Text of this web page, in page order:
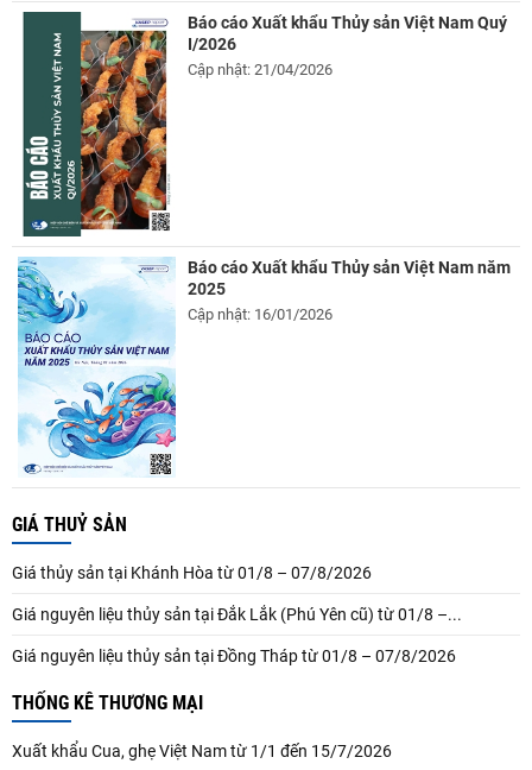
Báo cáo Xuất khẩu Thủy sản Việt Nam Quý
I/2026
Cập nhật: 21/04/2026
Báo cáo Xuất khẩu Thủy sản Việt Nam năm
2025
Cập nhật: 16/01/2026
GIÁ THUỶ SẢN
Giá thủy sản tại Khánh Hòa từ 01/8 – 07/8/2026
Giá nguyên liệu thủy sản tại Đắk Lắk (Phú Yên cũ) từ 01/8 –...
Giá nguyên liệu thủy sản tại Đồng Tháp từ 01/8 – 07/8/2026
THỐNG KÊ THƯƠNG MẠI
Xuất khẩu Cua, ghẹ Việt Nam từ 1/1 đến 15/7/2026